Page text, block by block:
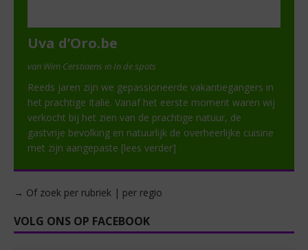
Uva d’Oro.be
van Wim Cerstiaens in In de spots
Reeds jaren zijn we gepassioneerde vakantiegangers in
het prachtige Italië. Vanaf het eerste moment waren wij
verkocht bij het zien van de prachtige natuur, de
gastvrije bevolking en natuurlijk de overheerlijke cuisine
met zijn aangepaste [lees verder]
→ Of zoek per rubriek | per regio
VOLG ONS OP FACEBOOK